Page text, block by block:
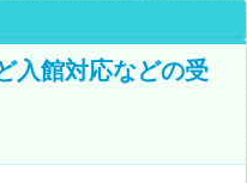
入館対応などの受